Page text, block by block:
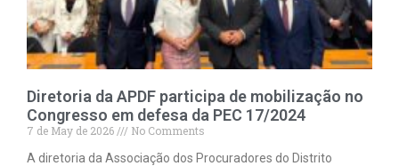
Diretoria da APDF participa de mobilização no
Congresso em defesa da PEC 17/2024
7 de May de 2026
No Comments
A diretoria da Associação dos Procuradores do Distrito